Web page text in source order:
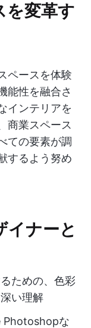
を変革す
ペースを体験
能性を融合さ
インテリアを
商業スペース
ての要素が調
するよう努め
イナーと
ための、色彩
い理解
Photoshopな